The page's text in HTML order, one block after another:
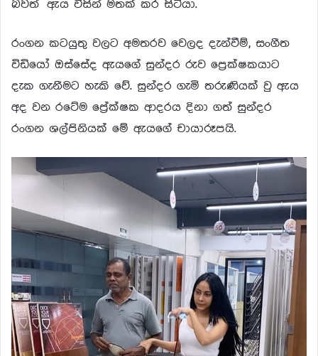
බවත් ඇය විසින් මතක් කර සිටියා.
රංගන කටයුතු වලට අමතරව වෙලද දැන්වීම්, සංගීත
විඩියෝ ඔස්සේද ඇයගේ සුන්දර රුව ප්‍රෙක්ෂකයාට
දැක ගැනීමට හැකි වේ. සුන්දර ගැමි තරුණියක් වු ඇය
අද වන රටේම ප්‍රේක්ෂක ආදරය දිනා ගත් සුන්දර
රංගන ශල්පිනියක් මේ ඇයගේ චායාරූපයි.